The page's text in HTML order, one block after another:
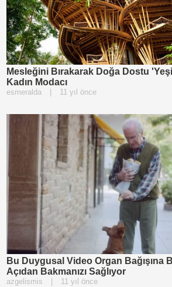
Mesleğini Bırakarak Doğa Dostu
Kadın Modacı
esmeralda | 11 yıl önce
Bu Duygusal Video Organ Bağışına
Açıdan Bakmanızı Sağlıyor
azgelismis 11 yıl önce